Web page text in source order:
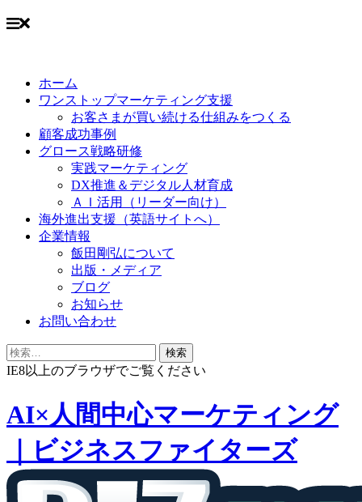
content
ホーム
ワンストップマーケティング支援
お客さまが買い続ける仕組みをつくる
顧客成功事例
グロース戦略研修
実践マーケティング
DX推進＆デジタル人材育成
ＡＩ活用（リーダー向け）
海外進出支援（英語サイトへ）
企業情報
飯田剛弘について
出版・メディア
ブログ
お知らせ
お問い合わせ
検
索:
IE8以上のブラウザでご覧ください
AI×人間中心マーケティング
｜ビジネスファイターズ